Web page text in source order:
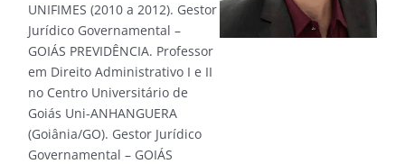
UNIFIMES (2010 a 2012). Gestor
Jurídico Governamental –
GOIÁS PREVIDÊNCIA. Professor
em Direito Administrativo I e II
no Centro Universitário de
Goiás Uni-ANHANGUERA
(Goiânia/GO). Gestor Jurídico
Governamental – GOIÁS